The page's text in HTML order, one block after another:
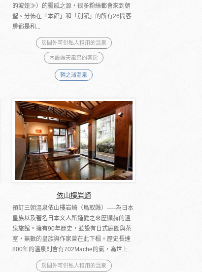
的波妞≫）的靈感之源，很多粉絲都會來到朝
聖。分佈在「本館」和「別館」的所有26間客
房都是和...
房間外可供私人租用的溫泉
內設露天風呂的客房
鞆之浦溫泉
依山樓岩崎
預訂三朝溫泉依山樓岩崎（鳥取縣）──為日本
皇族以及著名日本文人所鍾愛之來歷顯赫的溫
泉旅館。擁有90年歷史，並設有日式庭園與茶
室，無數的皇族與作家曾在此下榻。歷史長達
800年的溫泉則含有702Mache的氭，為世上...
房間外可供私人租用的溫泉